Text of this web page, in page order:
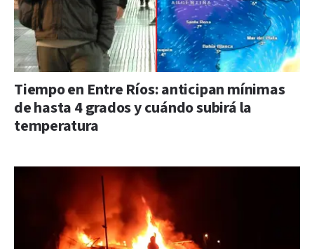
Tiempo en Entre Ríos: anticipan mínimas
de hasta 4 grados y cuándo subirá la
temperatura